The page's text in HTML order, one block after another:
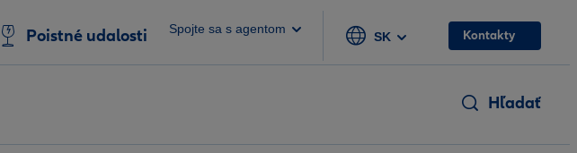
Poistné udalosti Spojte sa s agentom
SK Kontakty
Hľadať